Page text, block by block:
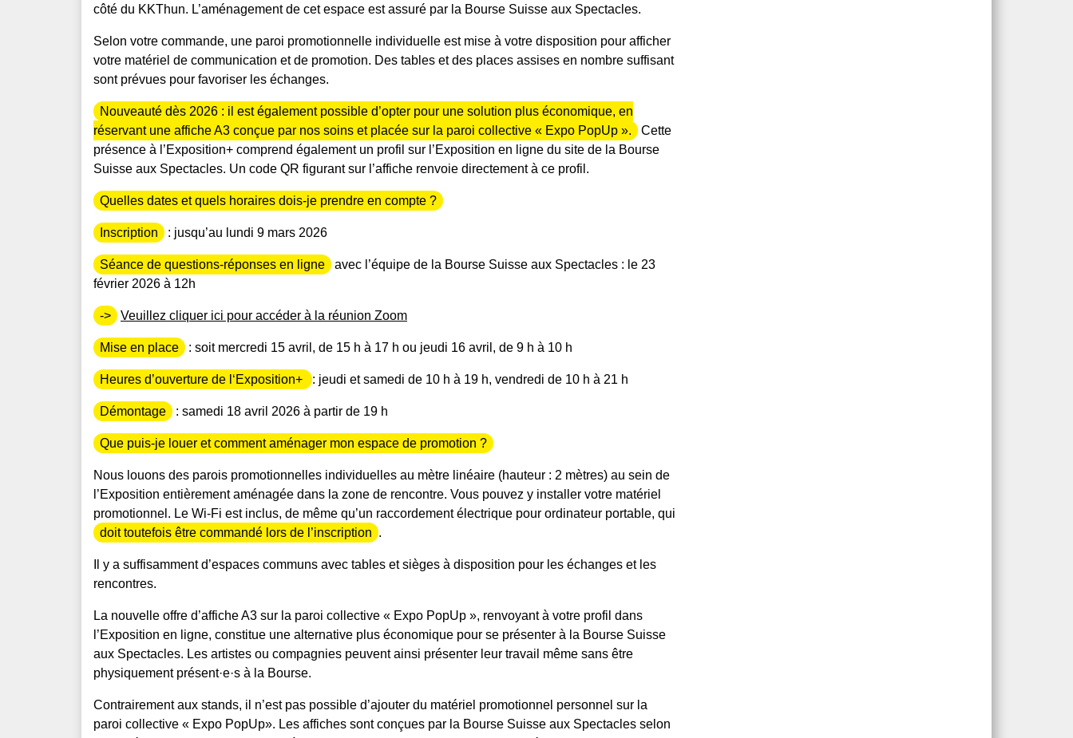
côté du KKThun. L’aménagement de cet espace est assuré par la Bourse Suisse aux Spectacles.
Selon votre commande, une paroi promotionnelle individuelle est mise à votre disposition pour afficher
votre matériel de communication et de promotion. Des tables et des places assises en nombre suffisant
sont prévues pour favoriser les échanges.
Nouveauté dès 2026 : il est également possible d’opter pour une solution plus économique, en
réservant une affiche A3 conçue par nos soins et placée sur la paroi collective « Expo PopUp ».
Cette
présence à l’Exposition+ comprend également un profil sur l’Exposition en ligne du site de la Bourse
Suisse aux Spectacles. Un code QR figurant sur l’affiche renvoie directement à ce profil.
Quelles dates et quels horaires dois-je prendre en compte ?
Inscription : jusqu’au lundi 9 mars 2026
Séance de questions-réponses en ligne
avec l’équipe de la Bourse Suisse aux Spectacles : le 23
février 2026 à 12h
-> Veuillez cliquer ici pour accéder à la réunion Zoom
Mise en place : soit mercredi 15 avril, de 15 h à 17 h ou jeudi 16 avril, de 9 h à 10 h
Heures d’ouverture de l‘Exposition+ : jeudi et samedi de 10 h à 19 h, vendredi de 10 h à 21 h
Démontage : samedi 18 avril 2026 à partir de 19 h
Que puis-je louer et comment aménager mon espace de promotion ?
Nous louons des parois promotionnelles individuelles au mètre linéaire (hauteur : 2 mètres) au sein de
l’Exposition entièrement aménagée dans la zone de rencontre. Vous pouvez y installer votre matériel
promotionnel. Le Wi-Fi est inclus, de même qu’un raccordement électrique pour ordinateur portable, qui
doit toutefois être commandé lors de l’inscription .
Il y a suffisamment d’espaces communs avec tables et sièges à disposition pour les échanges et les
rencontres.
La nouvelle offre d’affiche A3 sur la paroi collective « Expo PopUp », renvoyant à votre profil dans
l’Exposition en ligne, constitue une alternative plus économique pour se présenter à la Bourse Suisse
aux Spectacles. Les artistes ou compagnies peuvent ainsi présenter leur travail même sans être
physiquement présent·e·s à la Bourse.
Contrairement aux stands, il n’est pas possible d’ajouter du matériel promotionnel personnel sur la
paroi collective « Expo PopUp». Les affiches sont conçues par la Bourse Suisse aux Spectacles selon